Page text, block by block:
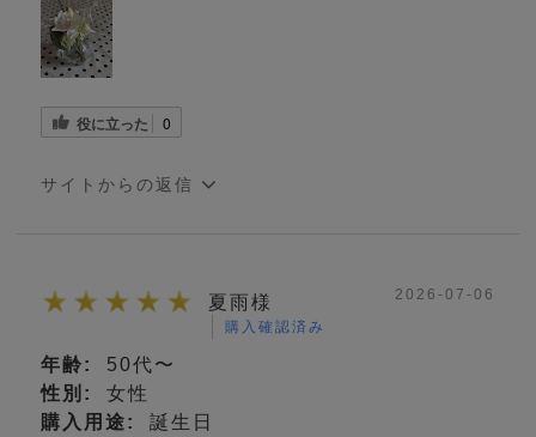
役に立った 0
サイトからの返信
夏雨様
購入確認済み
2026-07-06
年齢:
50代〜
性別:
女性
購入用途:
誕生日